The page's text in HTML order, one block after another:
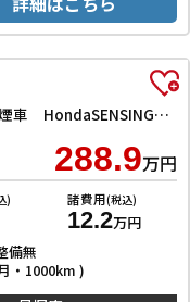
e：HEVエアー EX 登録済未使用車 禁煙車 HondaSENSING アダプティブクルーズコントロール 電子パーキング 両側自動ドア LEDヘッドライト スマートキー ブラインドスポットモニター 純正アルミホイール
288.9万円
) 諸費用(税込)
12.2万円
備無
・1000km )